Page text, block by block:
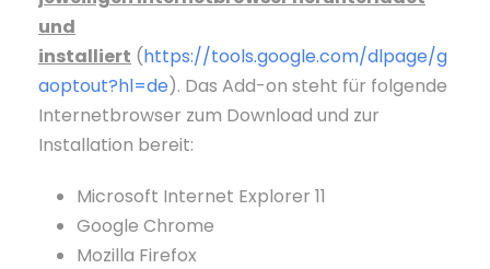
und
installiert (https://tools.google.com/dlpage/g
aoptout?hl=de). Das Add-on steht für folgende
Internetbrowser zum Download und zur
Installation bereit:
Microsoft Internet Explorer 11
Google Chrome
Mozilla Firefox